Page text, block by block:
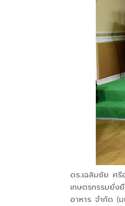
ดร.เฉลิมชัย ศรี
เกษตรกรรมยั่
อาหาร จำกัด (